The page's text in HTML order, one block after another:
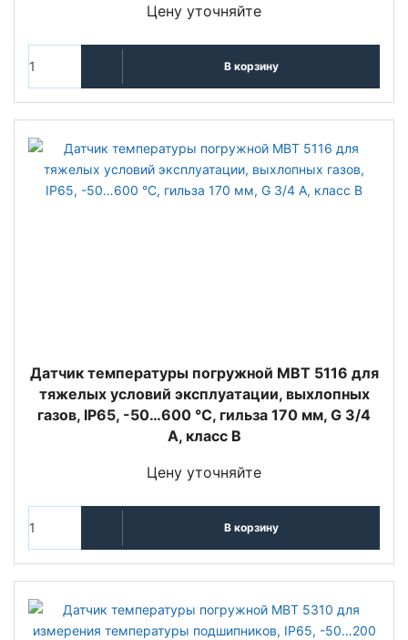
Цену уточняйте
В корзину
Датчик температуры погружной MBT 5116 для
тяжелых условий эксплуатации, выхлопных
газов, IP65, -50…600 °C, гильза 170 мм, G 3/4
A, класс B
Цену уточняйте
В корзину